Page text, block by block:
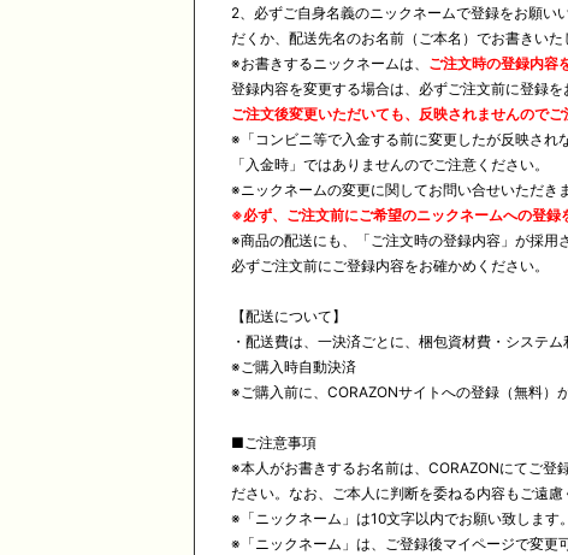
2、必ずご自身名義のニックネームで登録をお願い
だくか、配送先名のお名前（ご本名）でお書きいた
※お書きするニックネームは、 ご注文時の登録内容
登録内容を変更する場合は、必ずご注文前に登録
ご注文後変更いただいても、反映されませんのでご
※「コンビニ等で入金する前に変更したが反映され
「入金時」ではありませんのでご注意ください。
※ニックネームの変更に関してお問い合せいただき
※必ず、ご注文前にご希望のニックネームへの登録
※商品の配送にも、「ご注文時の登録内容」が採用
必ずご注文前にご登録内容をお確かめください。
【配送について】
・配送費は、一決済ごとに、梱包資材費・システ
※ご購入時自動決済
※ご購入前に、CORAZONサイトへの登録（無料）
■ご注意事項
※本人がお書きするお名前は、CORAZONにてご登
ださい。なお、ご本人に判断を委ねる内容もご遠慮
※「ニックネーム」は10文字以内でお願い致します。
※「ニックネーム」は、ご登録後マイページで変更